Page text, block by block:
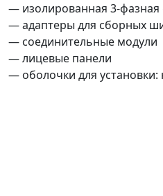
— изолированная 3-
— адаптеры для сборных
— соединительные модули
— лицевые панели
— оболочки для